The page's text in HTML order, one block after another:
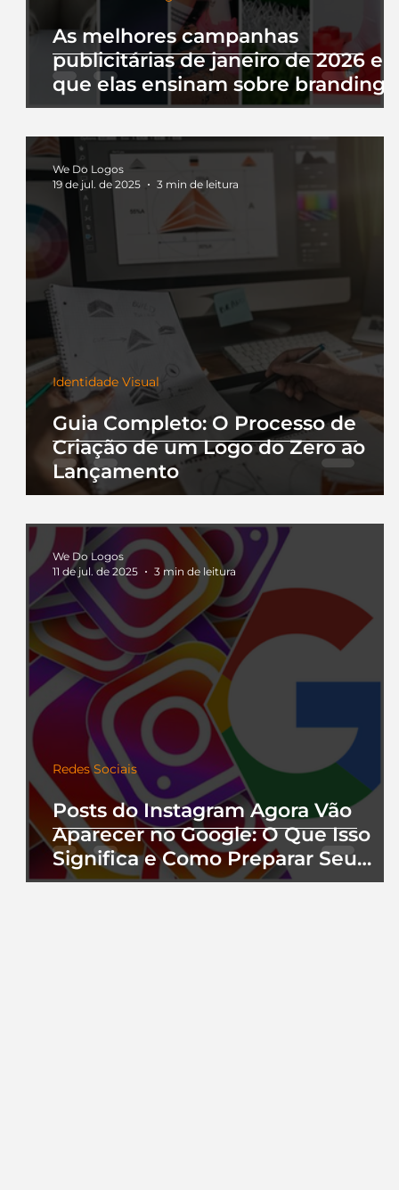
As melhores campanhas
publicitárias de janeiro de 2026 e
que elas ensinam sobre branding
Guia Completo: O Processo de
Criação de um Logo do Zero ao
Lançamento
Identidade Visual
We Do Logos
19 de jul. de 2025
3 min de leitura
Posts do Instagram Agora Vão
Aparecer no Google: O Que Isso
Significa e Como Preparar Seu
Perfil
Redes Sociais
We Do Logos
11 de jul. de 2025
3 min de leitura